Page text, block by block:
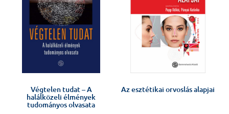
Végtelen tudat – A
halálközeli élmények
tudományos olvasata
Az esztétikai orvoslás alapjai